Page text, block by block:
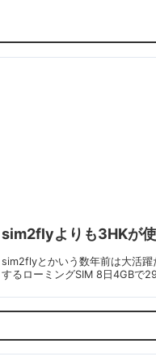
sim2flyよりも3HKが
sim2flyとかいう数年前は大活
するローミングSIM 8日4GBで